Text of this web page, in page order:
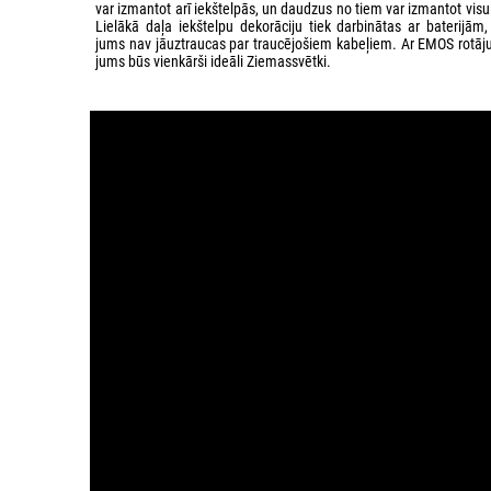
var izmantot arī iekštelpās, un daudzus no tiem var izmantot
Lielākā daļa iekštelpu dekorāciju tiek darbinātas ar
jums nav jāuztraucas par traucējošiem kabeļiem. Ar EMOS
jums būs vienkārši ideāli Ziemassvētki.